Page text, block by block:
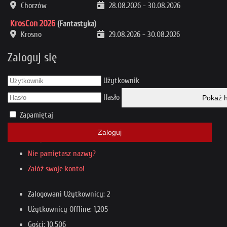
Chorzów 28.08.2026 - 30.08.2026
KrosCon 2026 (Fantastyka)
Krosno
29.08.2026 - 30.08.2026
Zaloguj się
Użytkownik
Hasło
Pokaż
Zapamiętaj
Zaloguj
Nie pamiętasz nazwy?
Załóż swoje konto!
Zalogowani Użytkownicy: 2
Użytkownicy Offline: 1,205
Gości: 10,506